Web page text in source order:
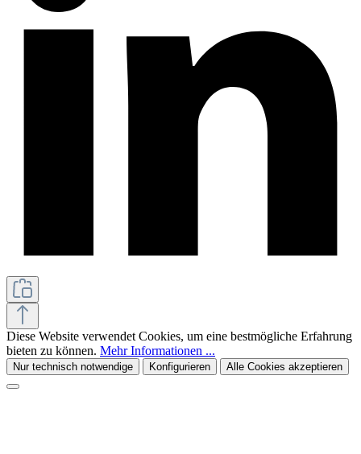
Diese Website verwendet Cookies, um eine bestmögliche Erfahrung
bieten zu können. Mehr Informationen ...
Nur technisch notwendige Konfigurieren Alle Cookies akzeptieren